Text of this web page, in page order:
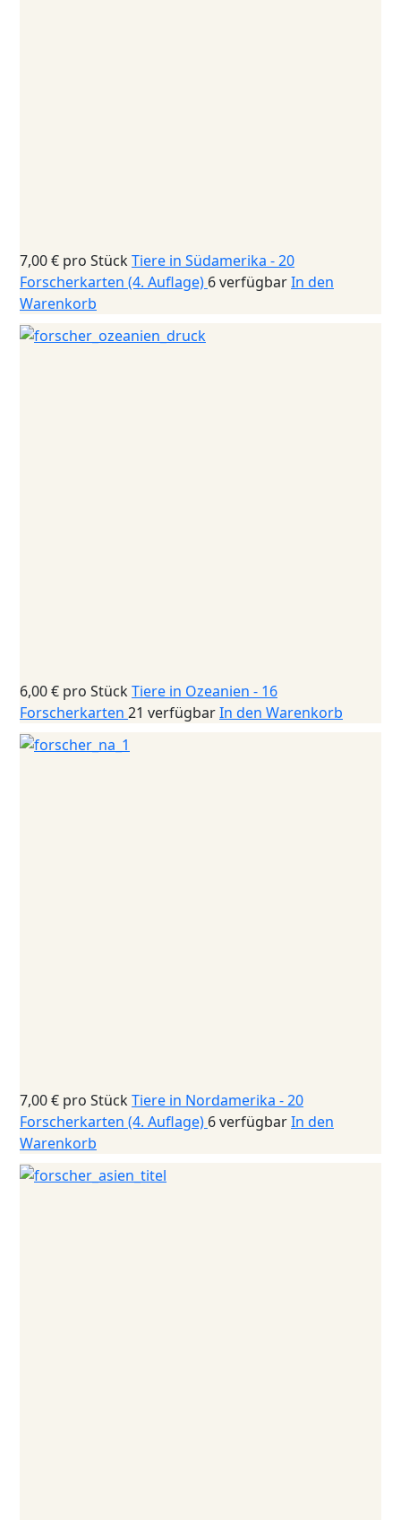
7,00 € pro StückTiere in Südamerika - 20
Forscherkarten (4. Auflage) 6 verfügbarIn den
Warenkorb
6,00 € pro StückTiere in Ozeanien - 16
Forscherkarten 21 verfügbarIn den Warenkorb
7,00 € pro StückTiere in Nordamerika - 20
Forscherkarten (4. Auflage) 6 verfügbarIn den
Warenkorb